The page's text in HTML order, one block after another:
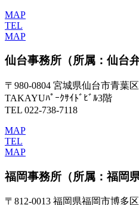
MAP
TEL
MAP
仙台事務所 （所属：仙台
〒980-0804 宮城県仙台市青葉
TAKAYUﾊﾟｰｸｻｲﾄﾞﾋﾞﾙ3階
TEL 022-738-7118
MAP
TEL
MAP
福岡事務所 （所属：福岡
〒812-0013 福岡県福岡市博多